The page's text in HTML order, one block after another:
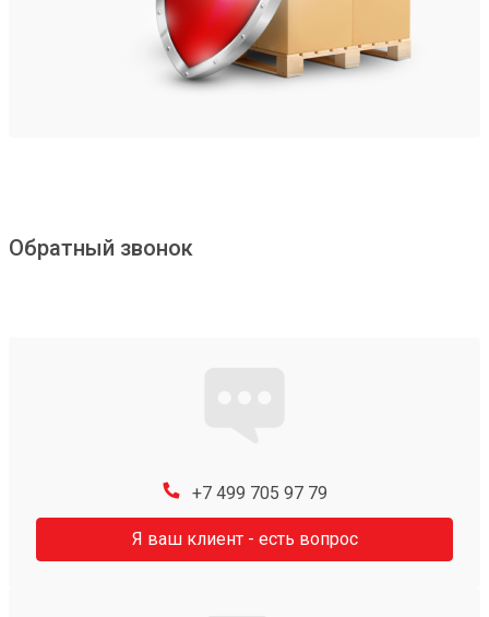
Обратный звонок
+7 499 705 97 79
Я ваш клиент - есть вопрос